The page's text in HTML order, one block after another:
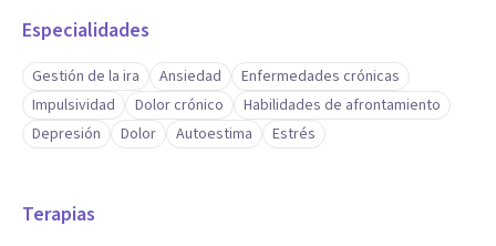
Especialidades
Gestión de la ira Ansiedad
Enfermedades crónicas
Impulsividad
Dolor crónico
Habilidades de afrontamiento
Depresión
Dolor Autoestima Estrés
Terapias